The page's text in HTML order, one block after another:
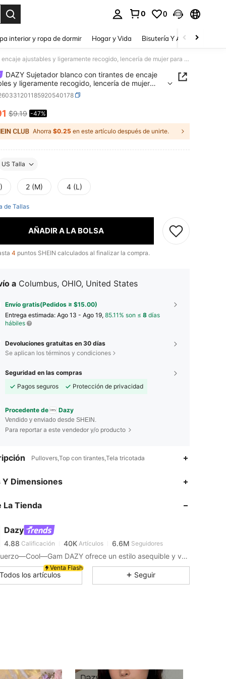
0 0
interior y ropa de dormir Hogar y Vida Bisutería Y Accesorios
DAZY Sujetador blanco con tirantes de encaje ajustables y ligeramente recogido, lencería de mujer para el verano
DAZY Sujetador blanco con tirantes de encaje
y ligeramente recogido, lencería de mujer
verano
AND AVAILABILITY
$9.19 -47%
Ahorra $0.25 en este artículo después de unirte.
US Talla
2 (M) 4 (L)
de Tallas
AÑADIR A LA BOLSA
4 puntos SHEIN calculados al finalizar la compra.
a Columbus, OHIO, United States
Envío gratis(Pedidos ≥ $15.00)
Entrega estimada: Ago 13 - Ago 19, 85.11% son ≤ 8 días
hábiles
Devoluciones gratuitas en 30 días
Se aplican los términos y condiciones
Seguridad en las compras
Pagos seguros
Protección de privacidad
Procedente de Dazy
Vendido y enviado desde SHEIN.
Para reportar a este vendedor y/o producto
Pullovers,Top con tirantes,Tela tricotada
Y Dimensiones
La Tienda
Dazy
4.88
4.88 Calificación 40K Artículos 6.6M Seguidores
4.88 40K 6.6M
Sin Esfuerzo—Cool—Gam DAZY ofrece un estilo asequible y versátil para crear tu armario definitivo. Vístete con confianza exactamente de la manera que tu elijas.
Venta Flash
Todos los artículos Seguir